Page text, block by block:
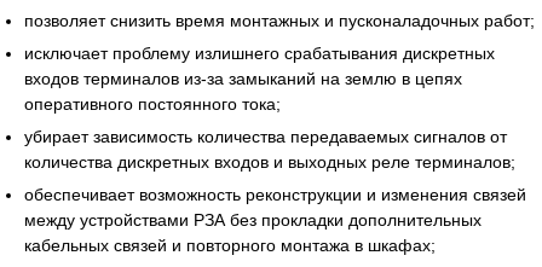
позволяет снизить время монтажных и пусконаладочных работ;
исключает проблему излишнего срабатывания дискретных
входов терминалов из-за замыканий на землю в цепях
оперативного постоянного тока;
убирает зависимость количества передаваемых сигналов от
количества дискретных входов и выходных реле терминалов;
обеспечивает возможность реконструкции и изменения связей
между устройствами РЗА без прокладки дополнительных
кабельных связей и повторного монтажа в шкафах;